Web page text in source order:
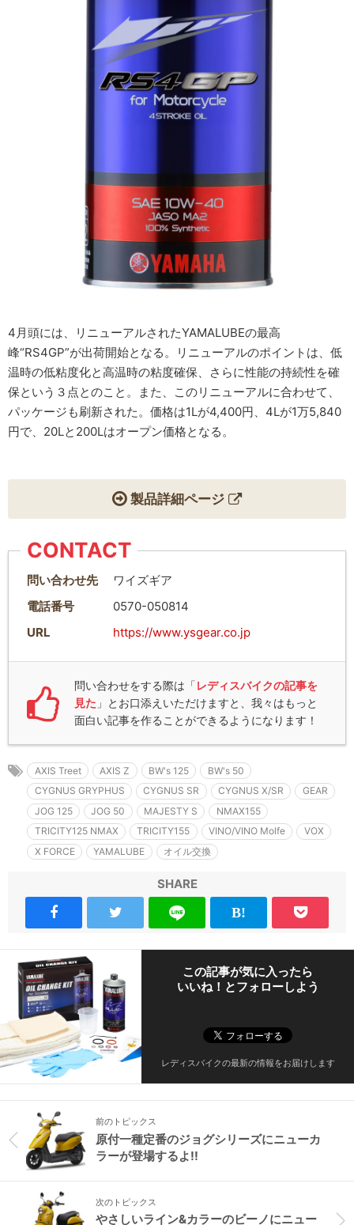
4月頭には、リニューアルされたYAMALUBEの最高
峰“RS4GP”が出荷開始となる。リニューアルのポイントは、低
温時の低粘度化と高温時の粘度確保、さらに性能の持続性を確
保という３点とのこと。また、このリニューアルに合わせて、
パッケージも刷新された。価格は1Lが4,400円、4Lが1万5,840
円で、20Lと200Lはオープン価格となる。
製品詳細ページ
CONTACT
問い合わせ先
ワイズギア
電話番号
0570-050814
URL
https://www.ysgear.co.jp
問い合わせをする際は「 レディスバイクの記事を
見た 」とお口添えいただけますと、我々はもっと
面白い記事を作ることができるようになります！
AXIS Treet AXIS Z BW's 125
BW's 50
CYGNUS GRYPHUS
CYGNUS SR CYGNUS X/SR
GEAR
JOG 125
JOG 50 MAJESTY S
NMAX155
TRICITY125 NMAX
TRICITY155 VINO/VINO Molfe
VOX
X FORCE
YAMALUBE オイル交換
SHARE
この記事が気に入ったら
いいね！とフォローしよう
レディスバイクの最新の情報をお届けします
前のトピックス
原付一種定番のジョグシリーズにニューカ
ラーが登場するよ!!
次のトピックス
やさしいライン&カラーのビーノにニュー